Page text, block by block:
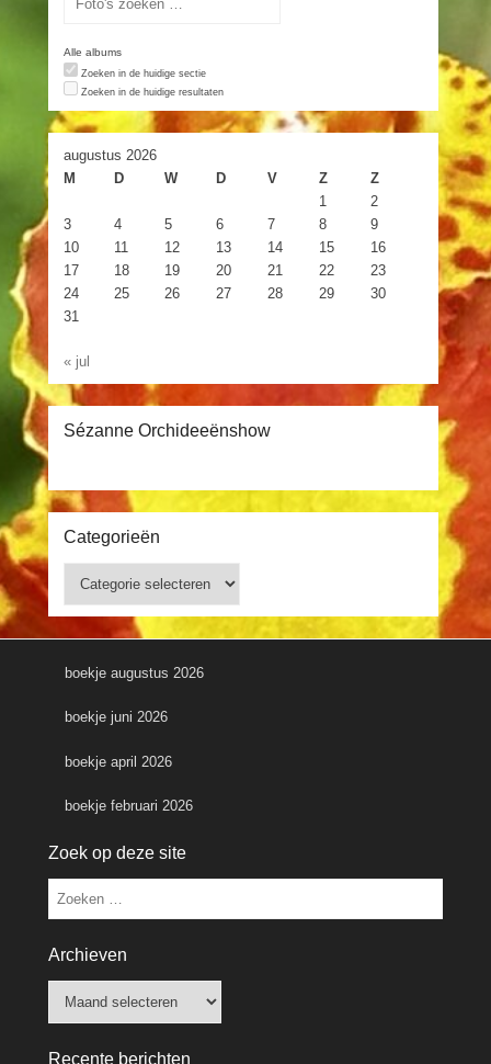
Alle albums
Zoeken in de huidige sectie
Zoeken in de huidige resultaten
augustus 2026
M
D W D V Z
Z
1
2
3
4 5 6 7 8
9
10
11 12 13 14 15
16
17
18 19 20 21 22
23
24
25 26 27 28 29
30
31
« jul
Sézanne Orchideeënshow
Categorieën
boekje augustus 2026
boekje juni 2026
boekje april 2026
boekje februari 2026
Zoek op deze site
Zoeken
Archieven
Recente berichten